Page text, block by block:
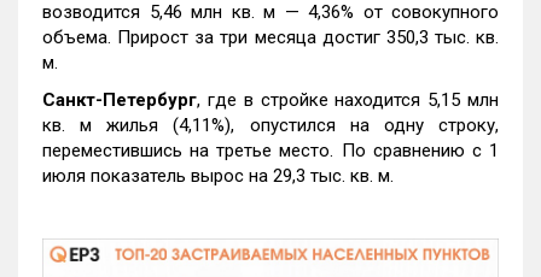
возводится 5,46 млн кв. м — 4,36% от совокупного
объема. Прирост за три месяца достиг 350,3 тыс. кв.
м.
Санкт-Петербург, где в стройке находится 5,15 млн
кв. м жилья (4,11%), опустился на одну строку,
переместившись на третье место. По сравнению с 1
июля показатель вырос на 29,3 тыс. кв. м.